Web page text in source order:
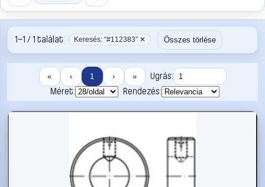
1–1 / 1 találat Keresés: “#112383” ✕ Összes törlése
« ‹ 1 › »
Ugrás:
Méret:
Rendezés: